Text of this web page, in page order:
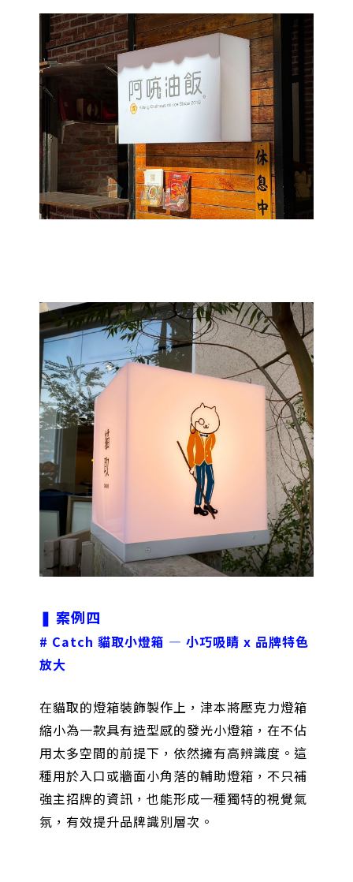
❚ 案例四
# Catch 貓取小燈箱 — 小巧吸睛 x 品牌特色
放大
在貓取的燈箱裝飾製作上，津本將壓克力燈箱
縮小為一款具有造型感的發光小燈箱，在不佔
用太多空間的前提下，依然擁有高辨識度。這
種用於入口或牆面小角落的輔助燈箱，不只補
強主招牌的資訊，也能形成一種獨特的視覺氣
氛，有效提升品牌識別層次。